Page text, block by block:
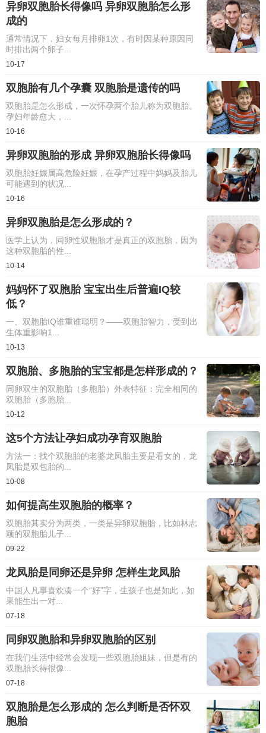
异卵双胞胎长得像吗 ​异卵双胞胎怎么形
成的
通常情况下，妇女每月排卵1次，有时因某种原因同
时排出两个卵子...
10-17
双胞胎有几个孕囊 双胞胎是遗传的吗
双胞胎是怎么形成，一次怀孕两个胎儿称为双胞胎。
孕妇年龄愈大，...
10-16
异卵双胞胎的形成 ​异卵双胞胎长得像吗
双胞胎妊娠属高危险妊娠，在孕产过程中妈妈及胎儿
可能遇到的状况...
10-16
异卵双胞胎是怎么形成的？
医学上认为，同卵性双胞胎才是真正的双胞胎，因为
这种双胞胎的性...
10-14
妈妈怀了双胞胎 宝宝出生后普遍IQ较
低？
一、双胞胎IQ谁重谁聪明？——双胞胎智力，受到出
生体重影响1...
10-13
双胞胎、多胞胎的宝宝都是怎样形成的？
同卵双生的双胞胎（多胞胎）外表特征：完全相同的
双胞胎（多胞胎...
10-12
这5个方法让孕妇成功孕育双胞胎
方法一：找个双胞胎的老婆龙凤胎主要是看女的，龙
凤胎是双包胎的...
10-08
如何提高生双胞胎的概率？
双胞胎其实分为两类，一类是异卵双胞胎，比如林志
颖的双胞胎儿子...
09-22
龙凤胎是同卵还是异卵 怎样生龙凤胎​
中国人凡事喜欢凑一个“好”字，生孩子也是如此，如
果能生出一对...
07-18
同卵双胞胎和异卵双胞胎的区别
在我们生活中经常会发现一些双胞胎姐妹，但是有的
双胞胎长得很像...
07-18
双胞胎是怎么形成的 怎么判断是否怀双
胞胎